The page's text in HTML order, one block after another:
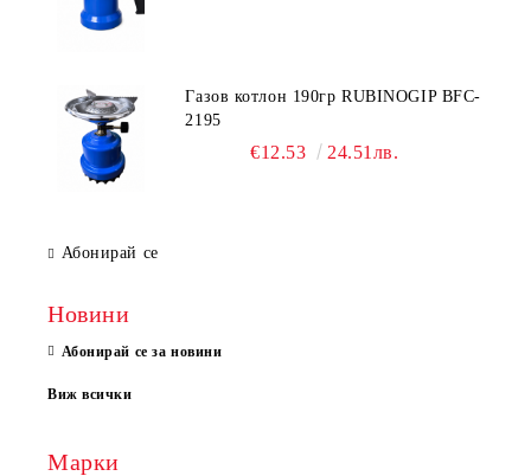
Газов котлон 190гр RUBINOGIP BFC-
2195
€12.53 24.51лв.
Абонирай се
Новини
Абонирай се за новини
Виж всички
Марки